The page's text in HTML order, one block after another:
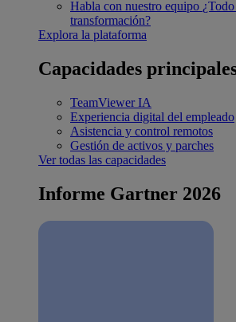
Habla con nuestro equipo
transformación?
Explora la plataforma
Capacidades
TeamViewer IA
Experiencia digital del empleado
Asistencia y control remotos
Gestión de activos y parches
Ver todas las capacidades
Informe Gartner 2026